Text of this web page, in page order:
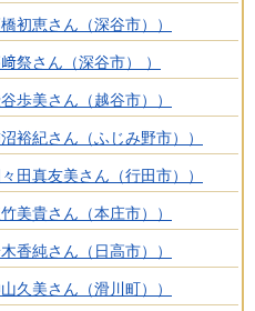
初恵さん（深谷市））
祭さん（深谷市） ）
歩美さん（越谷市））
裕紀さん（ふじみ野市））
田真友美さん（行田市））
美貴さん（本庄市））
香純さん（日高市））
久美さん（滑川町））